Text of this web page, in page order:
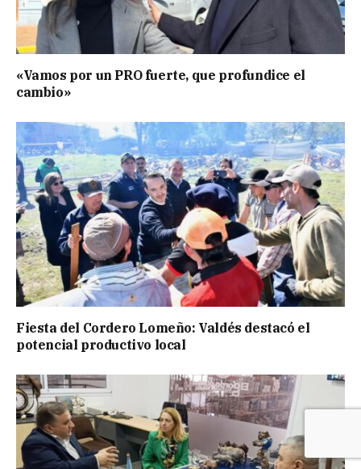
«Vamos por un PRO fuerte, que profundice el
cambio»
Fiesta del Cordero Lomeño: Valdés destacó el
potencial productivo local